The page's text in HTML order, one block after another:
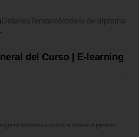
DetallesTemario Modelo de diploma
del Curso | E-learning
formativo está abierta durante el presente